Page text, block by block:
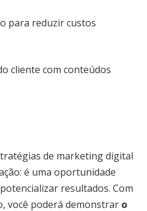
para reduzir custos
cliente com conteúdos
de marketing digital
é uma oportunidade
resultados. Com
você poderá demonstrar o